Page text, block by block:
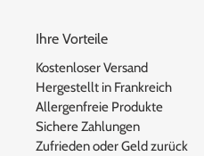
Ihre Vorteile
Kostenloser Versand
Hergestellt in Frankreich
Allergenfreie Produkte
Sichere Zahlungen
Zufrieden oder Geld zurück